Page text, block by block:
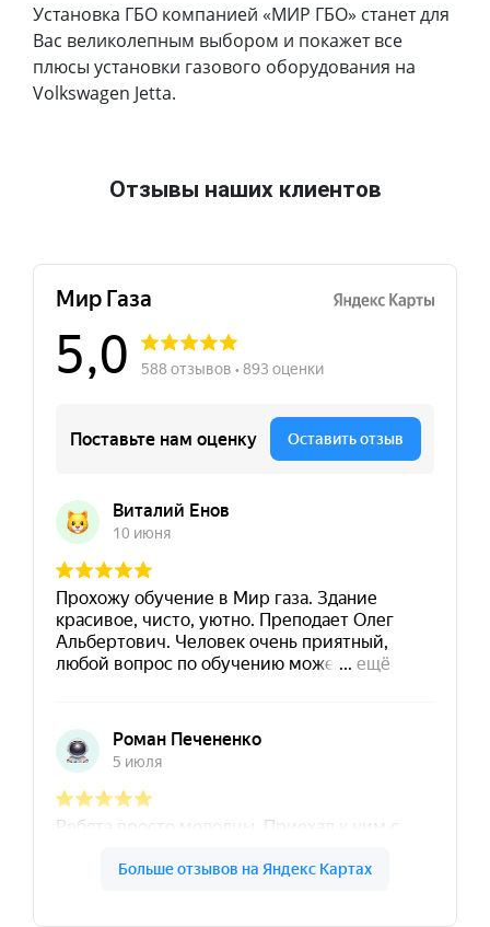
Установка ГБО компанией «МИР ГБО» станет для
Вас великолепным выбором и покажет все
плюсы установки газового оборудования на
Volkswagen Jetta.
Отзывы наших клиентов